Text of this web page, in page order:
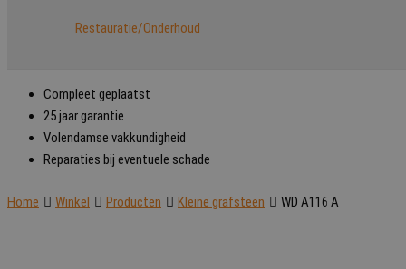
Restauratie/Onderhoud
Compleet geplaatst
25 jaar garantie
Volendamse vakkundigheid
Reparaties bij eventuele schade
Home Winkel Producten Kleine grafsteen WD A116 A